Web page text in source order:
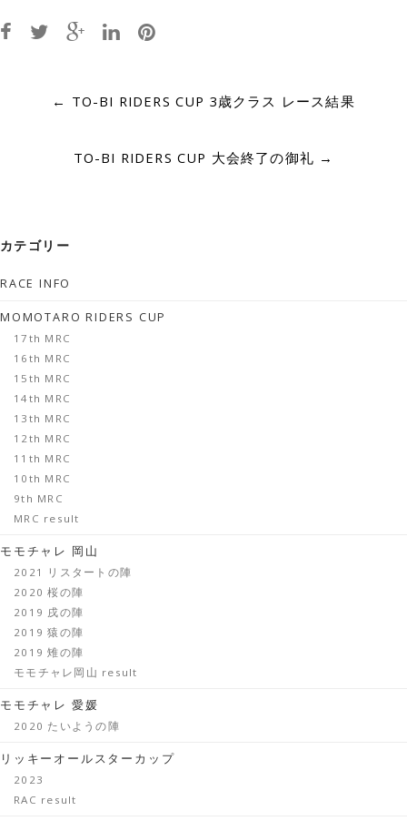
← TO-BI RIDERS CUP 3歳クラス レース結果
TO-BI RIDERS CUP 大会終了の御礼 →
カテゴリー
RACE INFO
MOMOTARO RIDERS CUP
17th MRC
16th MRC
15th MRC
14th MRC
13th MRC
12th MRC
11th MRC
10th MRC
9th MRC
MRC result
モモチャレ 岡山
2021 リスタートの陣
2020 桜の陣
2019 戌の陣
2019 猿の陣
2019 雉の陣
モモチャレ岡山 result
モモチャレ 愛媛
2020 たいようの陣
リッキーオールスターカップ
2023
RAC result